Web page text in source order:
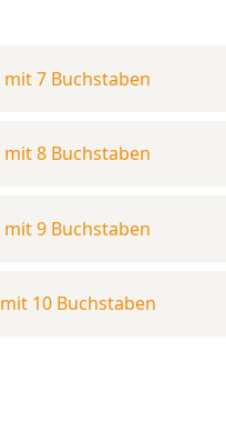
mit 7 Buchstaben
mit 8 Buchstaben
mit 9 Buchstaben
mit 10 Buchstaben